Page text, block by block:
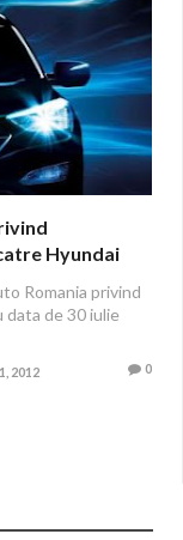
Hyundai
Romania privind
de 30 iulie
2012 0